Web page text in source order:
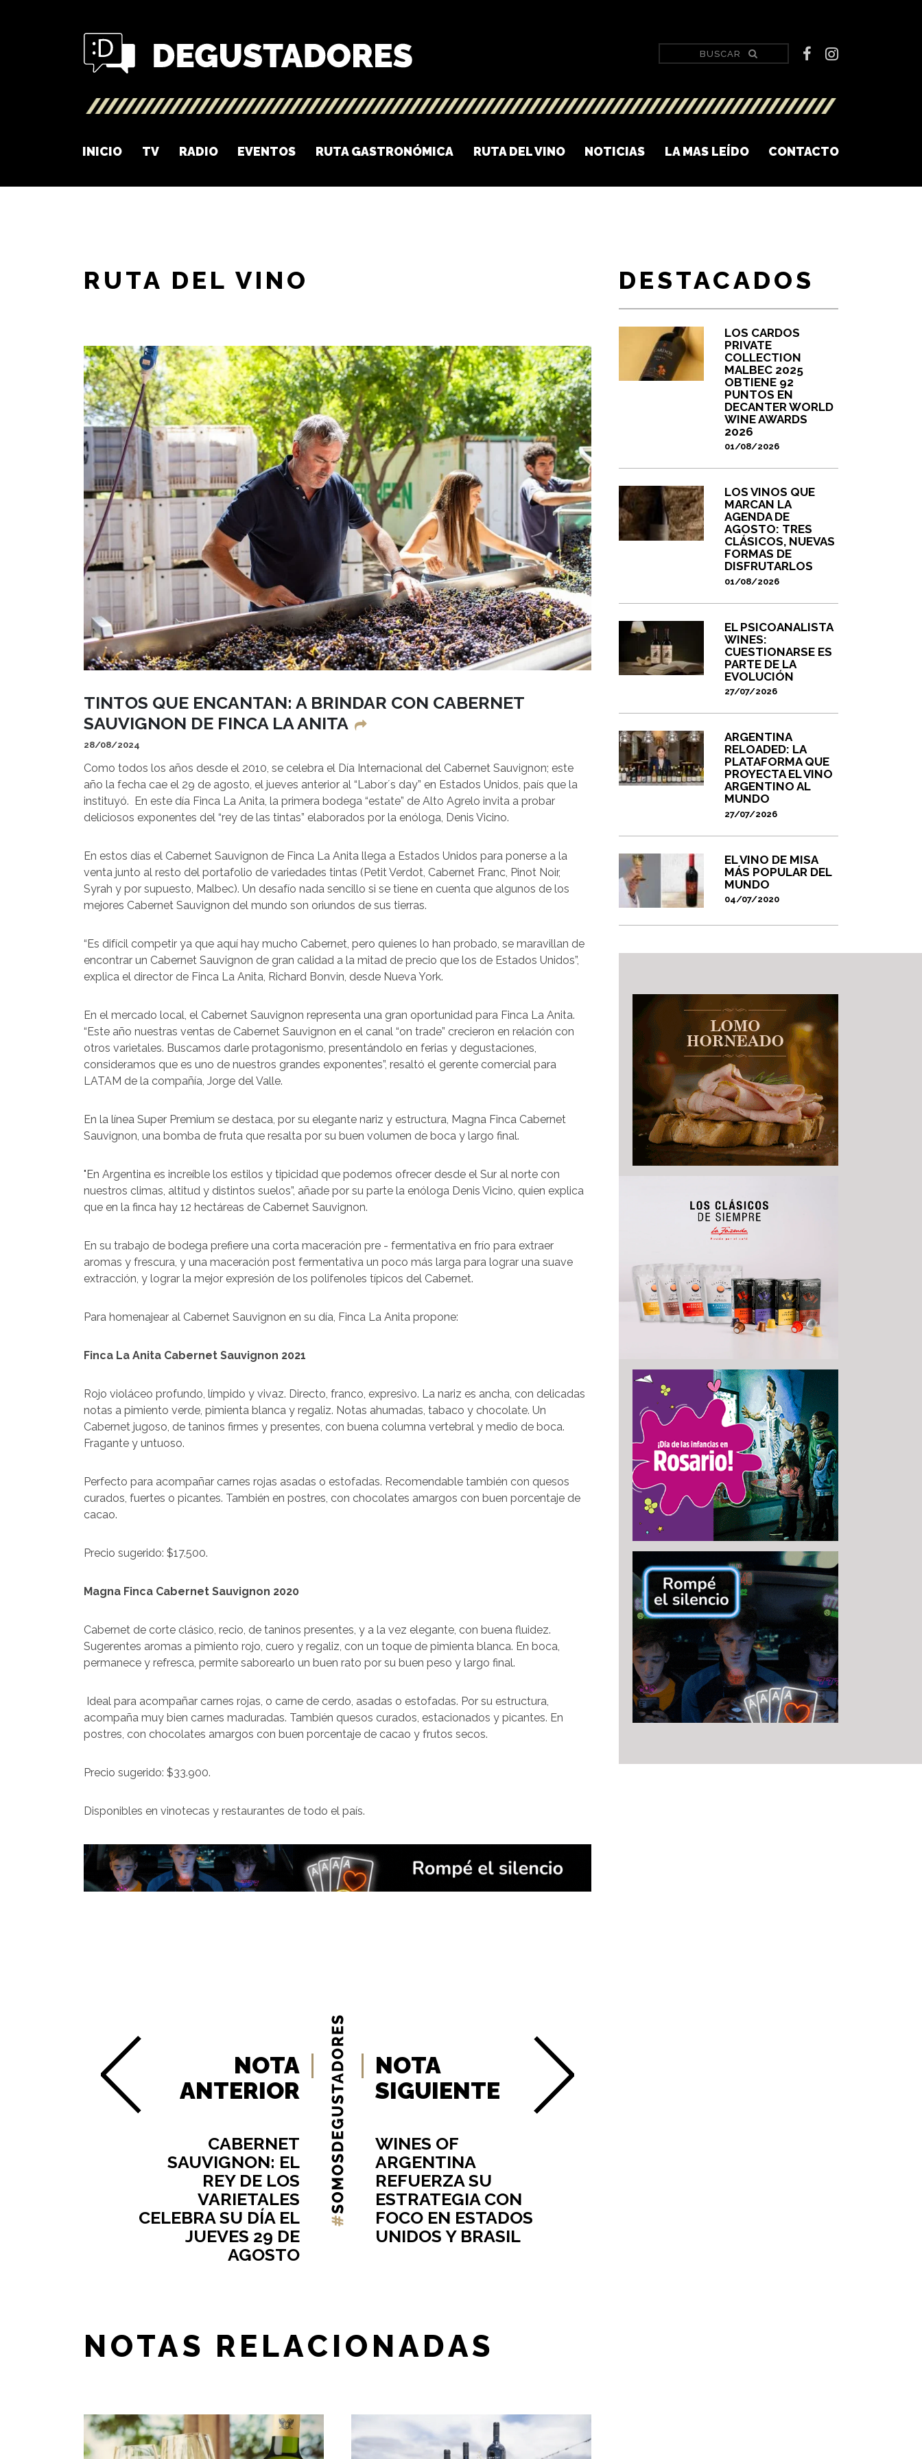
INICIO TV RADIO EVENTOS RUTA GASTRONÓMICA RUTA DEL VINO NOTICIAS LA MAS LEÍDO CONTACTO
RUTA DEL VINO
TINTOS QUE ENCANTAN: A BRINDAR CON CABERNET
SAUVIGNON DE FINCA LA ANITA
28/08/2024
Como todos los años desde el 2010, se celebra el Día Internacional del Cabernet Sauvignon; este
año la fecha cae el 29 de agosto, el jueves anterior al “Labor´s day” en Estados Unidos, país que la
instituyó. En este día Finca La Anita, la primera bodega “estate” de Alto Agrelo invita a probar
deliciosos exponentes del “rey de las tintas” elaborados por la enóloga, Denis Vicino.
En estos días el Cabernet Sauvignon de Finca La Anita llega a Estados Unidos para ponerse a la
venta junto al resto del portafolio de variedades tintas (Petit Verdot, Cabernet Franc, Pinot Noir,
Syrah y por supuesto, Malbec). Un desafío nada sencillo si se tiene en cuenta que algunos de los
mejores Cabernet Sauvignon del mundo son oriundos de sus tierras.
“Es difícil competir ya que aquí hay mucho Cabernet, pero quienes lo han probado, se maravillan de
encontrar un Cabernet Sauvignon de gran calidad a la mitad de precio que los de Estados Unidos”,
explica el director de Finca La Anita, Richard Bonvin, desde Nueva York.
En el mercado local, el Cabernet Sauvignon representa una gran oportunidad para Finca La Anita.
“Este año nuestras ventas de Cabernet Sauvignon en el canal “on trade” crecieron en relación con
otros varietales. Buscamos darle protagonismo, presentándolo en ferias y degustaciones,
consideramos que es uno de nuestros grandes exponentes”, resaltó el gerente comercial para
LATAM de la compañía, Jorge del Valle.
En la línea Super Premium se destaca, por su elegante nariz y estructura, Magna Finca Cabernet
Sauvignon, una bomba de fruta que resalta por su buen volumen de boca y largo final.
"En Argentina es increíble los estilos y tipicidad que podemos ofrecer desde el Sur al norte con
nuestros climas, altitud y distintos suelos”, añade por su parte la enóloga Denis Vicino, quien explica
que en la finca hay 12 hectáreas de Cabernet Sauvignon.
En su trabajo de bodega prefiere una corta maceración pre - fermentativa en frío para extraer
aromas y frescura, y una maceración post fermentativa un poco más larga para lograr una suave
extracción, y lograr la mejor expresión de los polifenoles típicos del Cabernet.
Para homenajear al Cabernet Sauvignon en su día, Finca La Anita propone:
Finca La Anita Cabernet Sauvignon 2021
Rojo violáceo profundo, límpido y vivaz. Directo, franco, expresivo. La nariz es ancha, con delicadas
notas a pimiento verde, pimienta blanca y regaliz. Notas ahumadas, tabaco y chocolate. Un
Cabernet jugoso, de taninos firmes y presentes, con buena columna vertebral y medio de boca.
Fragante y untuoso.
Perfecto para acompañar carnes rojas asadas o estofadas. Recomendable también con quesos
curados, fuertes o picantes. También en postres, con chocolates amargos con buen porcentaje de
cacao.
Precio sugerido: $17.500.
Magna Finca Cabernet Sauvignon 2020
Cabernet de corte clásico, recio, de taninos presentes, y a la vez elegante, con buena fluidez.
Sugerentes aromas a pimiento rojo, cuero y regaliz, con un toque de pimienta blanca. En boca,
permanece y refresca, permite saborearlo un buen rato por su buen peso y largo final.
Ideal para acompañar carnes rojas, o carne de cerdo, asadas o estofadas. Por su estructura,
acompaña muy bien carnes maduradas. También quesos curados, estacionados y picantes. En
postres, con chocolates amargos con buen porcentaje de cacao y frutos secos.
Precio sugerido: $33.900.
Disponibles en vinotecas y restaurantes de todo el país.
NOTA
ANTERIOR
CABERNET
SAUVIGNON: EL
REY DE LOS
VARIETALES
CELEBRA SU DÍA EL
JUEVES 29 DE
AGOSTO
NOTA
SIGUIENTE
WINES OF
ARGENTINA
REFUERZA SU
ESTRATEGIA CON
FOCO EN ESTADOS
UNIDOS Y BRASIL
NOTAS RELACIONADAS
DESTACADOS
LOS CARDOS
PRIVATE
COLLECTION
MALBEC 2025
OBTIENE 92
PUNTOS EN
DECANTER WORLD
WINE AWARDS
2026
01/08/2026
LOS VINOS QUE
MARCAN LA
AGENDA DE
AGOSTO: TRES
CLÁSICOS, NUEVAS
FORMAS DE
DISFRUTARLOS
01/08/2026
EL PSICOANALISTA
WINES:
CUESTIONARSE ES
PARTE DE LA
EVOLUCIÓN
27/07/2026
ARGENTINA
RELOADED: LA
PLATAFORMA QUE
PROYECTA EL VINO
ARGENTINO AL
MUNDO
27/07/2026
EL VINO DE MISA
MÁS POPULAR DEL
MUNDO
04/07/2020